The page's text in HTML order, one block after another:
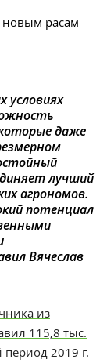
расам
условиях
даже
лучший
агрономов.
потенциал
Вячеслав
из
115,8 тыс.
период 2019 г.